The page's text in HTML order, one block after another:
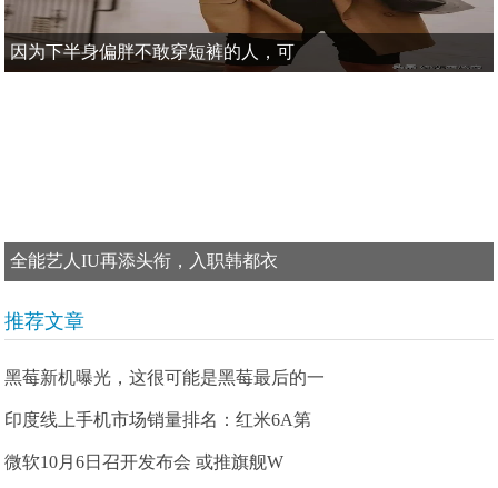
因为下半身偏胖不敢穿短裤的人，可
全能艺人IU再添头衔，入职韩都衣
推荐文章
黑莓新机曝光，这很可能是黑莓最后的一
印度线上手机市场销量排名：红米6A第
微软10月6日召开发布会 或推旗舰W